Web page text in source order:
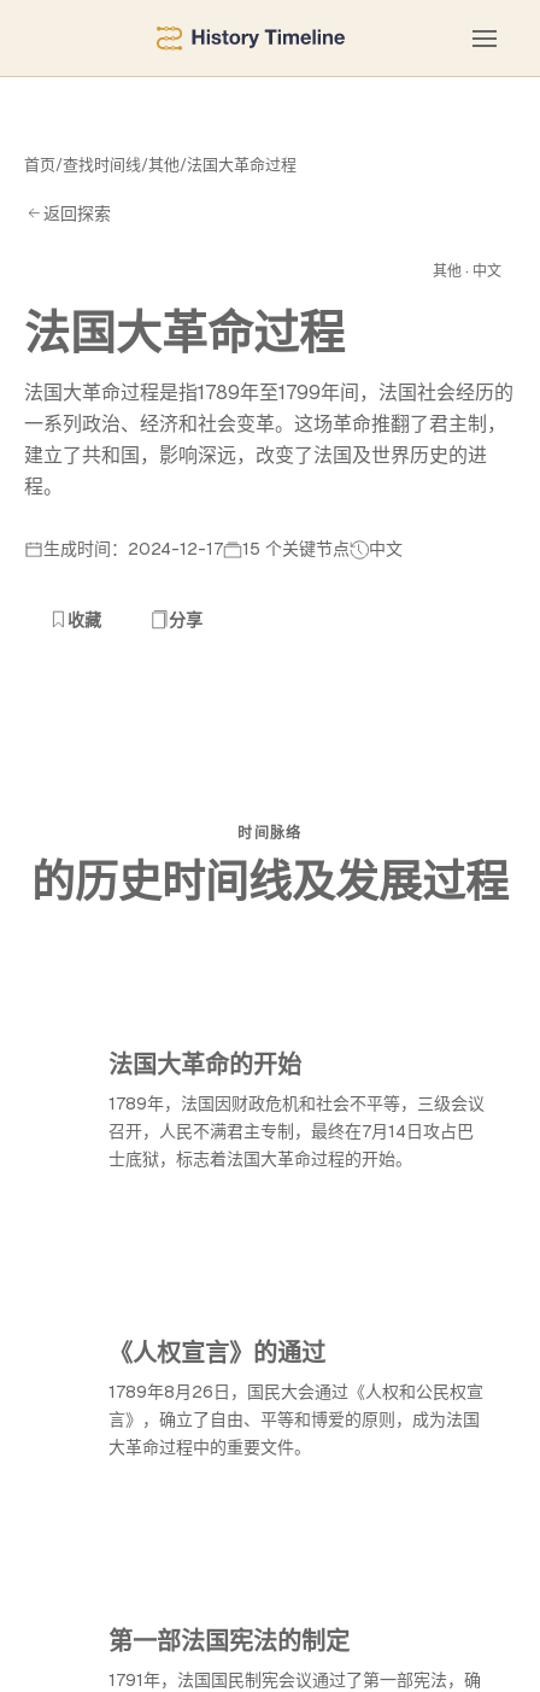
首页/查找时间线/其他/法国大革命过程
返回探索
其他 · 中文
法国大革命过程
法国大革命过程是指1789年至1799年间，法国社会经历的
一系列政治、经济和社会变革。这场革命推翻了君主制，
建立了共和国，影响深远，改变了法国及世界历史的进
程。
生成时间：2024-12-17 15 个关键节点 中文
收藏 分享
时间脉络
的历史时间线及发展过程
法国大革命的开始
1789年，法国因财政危机和社会不平等，三级会议
召开，人民不满君主专制，最终在7月14日攻占巴
士底狱，标志着法国大革命过程的开始。
《人权宣言》的通过
1789年8月26日，国民大会通过《人权和公民权宣
言》，确立了自由、平等和博爱的原则，成为法国
大革命过程中的重要文件。
第一部法国宪法的制定
1791年，法国国民制宪会议通过了第一部宪法，确